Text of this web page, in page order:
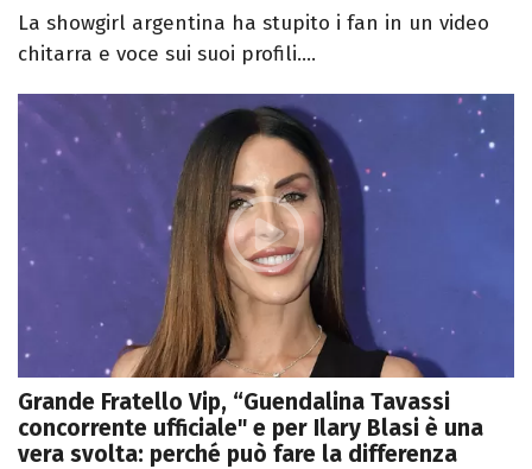
La showgirl argentina ha stupito i fan in un video
chitarra e voce sui suoi profili....
Grande Fratello Vip, “Guendalina Tavassi
concorrente ufficiale" e per Ilary Blasi è una
vera svolta: perché può fare la differenza